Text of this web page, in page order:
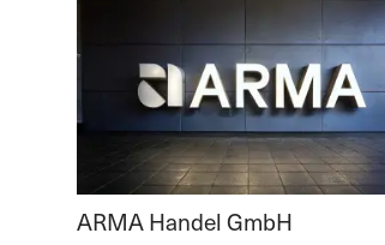
ARMA Handel GmbH